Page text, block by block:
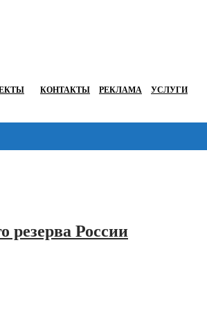
КОНТАКТЫ РЕКЛАМА УСЛУГИ
резерва России